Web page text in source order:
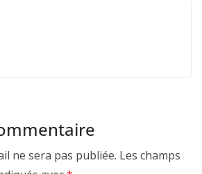
ne sera pas publiée. Les champs